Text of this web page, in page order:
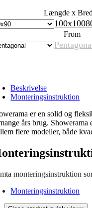
Længde x
100x100
From
Beskrivelse
Monteringsinstruktion
er en solid og
års brug.
flere modeller, både
monteringsinstruktion
Monteringsinstruktion